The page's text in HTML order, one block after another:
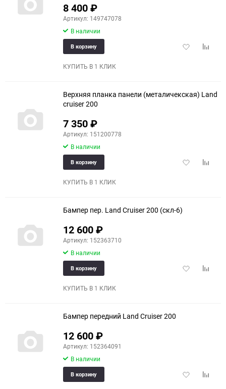
8 400₽
Артикул: 149747078
В наличии
Добавить
В корзину
КУПИТЬ В 1 КЛИК
Верхняя планка панели (металичекская) Land
cruiser 200
7 350₽
Артикул: 151200778
В наличии
Добавить
В корзину
КУПИТЬ В 1 КЛИК
Бампер пер. Land Cruiser 200 (скл-6)
12 600₽
Артикул: 152363710
В наличии
Добавить
В корзину
КУПИТЬ В 1 КЛИК
Бампер передний Land Cruiser 200
12 600₽
Артикул: 152364091
В наличии
Добавить
В корзину